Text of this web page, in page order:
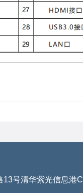
13号清华紫光信息港C